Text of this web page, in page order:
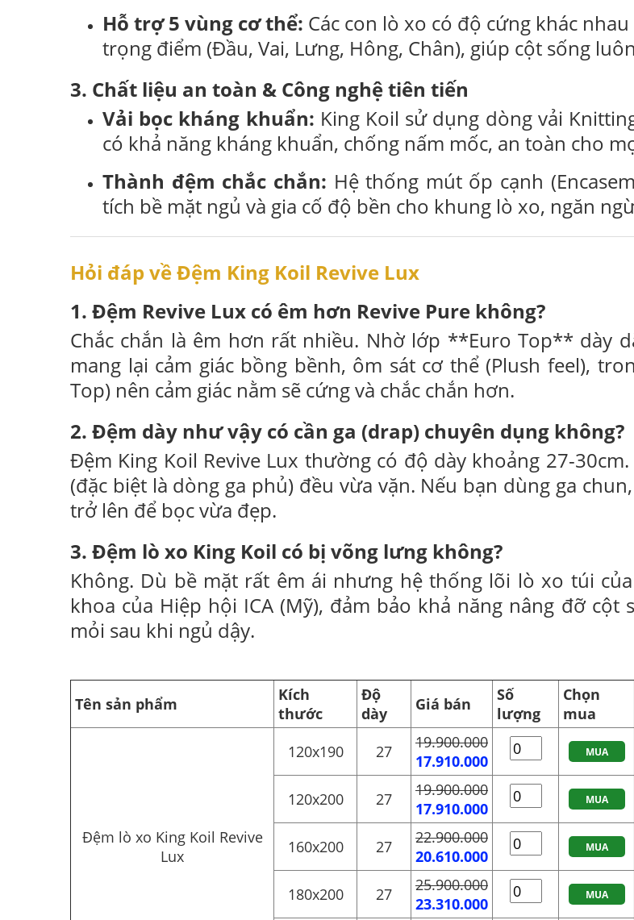
Hỗ trợ 5 vùng cơ thể: Các con lò xo có độ cứng khác
trọng điểm (Đầu, Vai, Lưng, Hông, Chân), giúp cột sống
3. Chất liệu an toàn & Công nghệ tiên tiến
Vải bọc kháng khuẩn: King Koil sử dụng dòng vải
có khả năng kháng khuẩn, chống nấm mốc, an toàn cho
Thành đệm chắc chắn: Hệ thống mút ốp cạnh
tích bề mặt ngủ và gia cố độ bền cho khung lò xo, ngăn
Hỏi đáp về Đệm King Koil Revive Lux
1. Đệm Revive Lux có êm hơn Revive Pure không?
Chắc chắn là êm hơn rất nhiều. Nhờ lớp **Euro Top** dày
mang lại cảm giác bồng bềnh, ôm sát cơ thể (Plush feel),
Top) nên cảm giác nằm sẽ cứng và chắc chắn hơn.
2. Đệm dày như vậy có cần ga (drap) chuyên dụng không?
Đệm King Koil Revive Lux thường có độ dày khoảng 27-
(đặc biệt là dòng ga phủ) đều vừa vặn. Nếu bạn dùng ga
trở lên để bọc vừa đẹp.
3. Đệm lò xo King Koil có bị võng lưng không?
Không. Dù bề mặt rất êm ái nhưng hệ thống lõi lò xo túi
khoa của Hiệp hội ICA (Mỹ), đảm bảo khả năng nâng đỡ
mỏi sau khi ngủ dậy.
Tên sản phẩm
Kích
thước
Độ
dày
Giá bán
Số
lượng
Chọn
mua
Đệm lò xo King Koil Revive
Lux
120x190 27
19.900.000
17.910.000
MUA
120x200 27
19.900.000
17.910.000
MUA
160x200 27
22.900.000
20.610.000
MUA
180x200 27
25.900.000
23.310.000
MUA